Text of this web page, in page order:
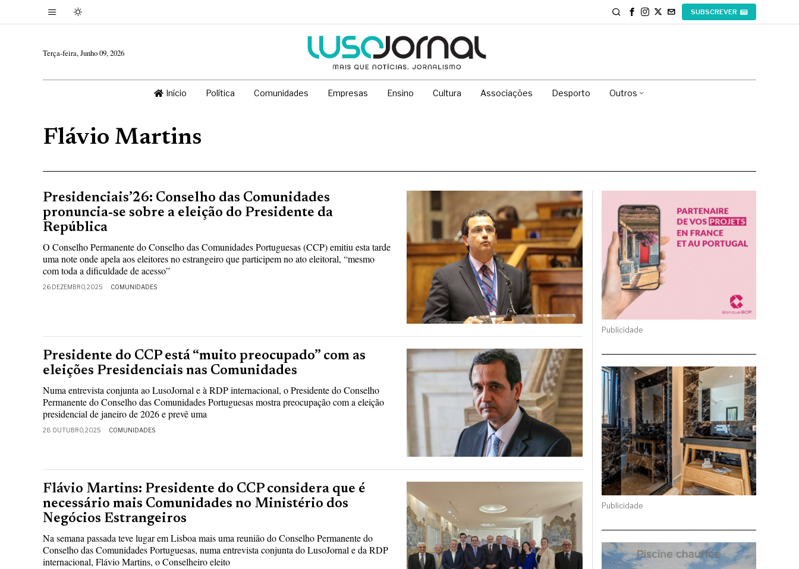
SUBSCREVER
Terça-feira, Junho 09, 2026
Início Política Comunidades Empresas Ensino Cultura Associações Desporto Outros
Flávio Martins
Presidenciais’26: Conselho das Comunidades
pronuncia-se sobre a eleição do Presidente da
República
O Conselho Permanente do Conselho das Comunidades Portuguesas (CCP) emitiu esta tarde
uma note onde apela aos eleitores no estrangeiro que participem no ato eleitoral, “mesmo
com toda a dificuldade de acesso”
26 DEZEMBRO, 2025 COMUNIDADES
Presidente do CCP está “muito preocupado” com as
eleições Presidenciais nas Comunidades
Numa entrevista conjunta ao LusoJornal e à RDP internacional, o Presidente do Conselho
Permanente do Conselho das Comunidades Portuguesas mostra preocupação com a eleição
presidencial de janeiro de 2026 e prevê uma
28 OUTUBRO, 2025 COMUNIDADES
Flávio Martins: Presidente do CCP considera que é
necessário mais Comunidades no Ministério dos
Negócios Estrangeiros
Na semana passada teve lugar em Lisboa mais uma reunião do Conselho Permanente do
Conselho das Comunidades Portuguesas, numa entrevista conjunta do LusoJornal e da RDP
internacional, Flávio Martins, o Conselheiro eleito
Publicidade
Publicidade